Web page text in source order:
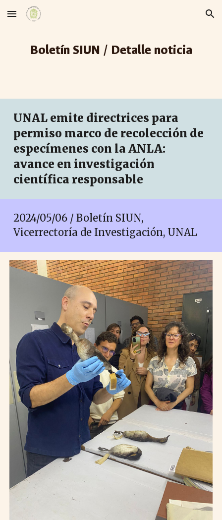
Skip to main content Skip to navigation
Boletín SIUN / Detalle noticia
UNAL emite directrices para
permiso marco de recolección de
especímenes con la ANLA:
avance en investigación
científica responsable
2024/05/06 / Boletín SIUN,
Vicerrectoría de Investigación, UNAL